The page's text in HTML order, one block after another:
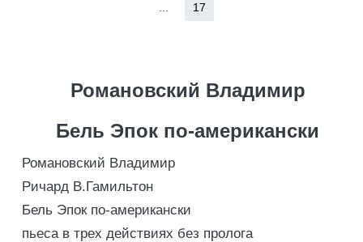
17
Романовский Владимир
Бель Эпок по-американски
Романовский Владимир
Ричард В.Гамильтон
Бель Эпок по-американски
пьеса в трех действиях без пролога